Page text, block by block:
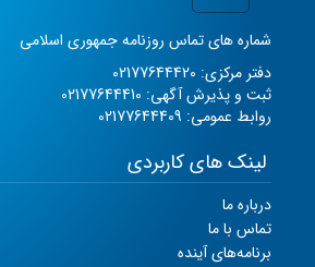
شماره های تماس روزنامه جمهوری اسلامی
دفتر مرکزی: 02177644420
ثبت و پذیرش آگهی: 02177644410
روابط عمومی: 02177644409
لینک های کاربردی
درباره ما
تماس با ما
برنامه‌های آینده